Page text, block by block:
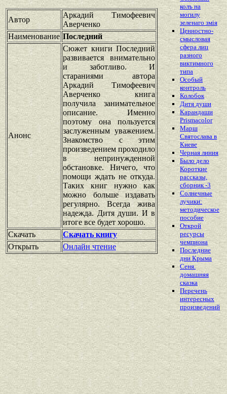
Автор
Аркадий Тимофеевич
Аверченко
Наименование Последний
Анонс
Сюжет книги Последний
развивается внимательно
и заботливо. И
стараниями автора
Аркадий Тимофеевич
Аверченко книга
получила занимательное
описание. Именно
поэтому она пользуется
заслуженным уважением.
Знакомство с этим
произведением проходило
в непринужденной
обстановке. Ничего, что
помощи ждать не откуда.
Таких книг нужно как
можно больше издавать
регулярно. Всегда жива
надежда. Дитя души. И в
итоге все будет хорошо.
Скачать
Скачать книгу
Открыть
Онлайн чтение
колъ на
могилу
зеленаго змiя
Ценностно-
смысловая
сфера лиц
разного
виктимного
типа
Особый
контроль
Колобок
Дитя души
Карандаши
Prismacolor
Марш
Святослава в
Киеве
Черная линия
Было дело
Короткие
рассказы,
сборник -3
Солнечные
лучики:
методическое
пособие
Открой
ресурсы
чемпиона
Последние
дни Крыма
Сеня.
домашняя
сказка
Перечень
интересных
произведений